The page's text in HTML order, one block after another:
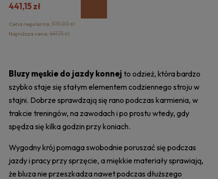
441,15 zł
Cena regularna: 519,00 zł
Najniższa cena: 441,15 zł
Bluzy męskie do jazdy konnej to odzież, która bardzo
szybko staje się stałym elementem codziennego stroju w
stajni. Dobrze sprawdzają się rano podczas karmienia, w
trakcie treningów, na zawodach i po prostu wtedy, gdy
spędza się kilka godzin przy koniach.
Wygodny krój pomaga swobodnie poruszać się podczas
jazdy i pracy przy sprzęcie, a miękkie materiały sprawiają,
że bluza nie przeszkadza nawet podczas dłuższego